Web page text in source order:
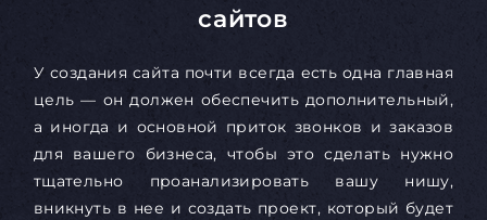
сайтов
У создания сайта почти всегда есть одна главная
цель — он должен обеспечить дополнительный,
а иногда и основной приток звонков и заказов
для вашего бизнеса, чтобы это сделать нужно
тщательно проанализировать вашу нишу,
вникнуть в нее и создать проект, который будет